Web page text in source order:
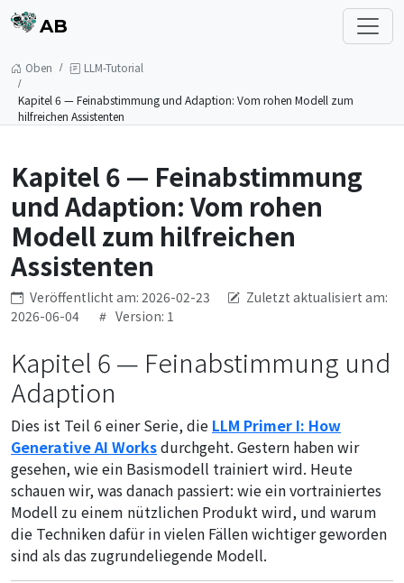
AB
Oben LLM-Tutorial
Kapitel 6 — Feinabstimmung und Adaption: Vom rohen Modell zum
hilfreichen Assistenten
Kapitel 6 — Feinabstimmung
und Adaption: Vom rohen
Modell zum hilfreichen
Assistenten
Veröffentlicht am: 2026-02-23
Zuletzt aktualisiert am:
2026-06-04
Version: 1
Kapitel 6 — Feinabstimmung und
Adaption
Dies ist Teil 6 einer Serie, die LLM Primer I: How
Generative AI Worksdurchgeht. Gestern haben wir
gesehen, wie ein Basismodell trainiert wird. Heute
schauen wir, was danach passiert: wie ein vortrainiertes
Modell zu einem nützlichen Produkt wird, und warum
die Techniken dafür in vielen Fällen wichtiger geworden
sind als das zugrundeliegende Modell.